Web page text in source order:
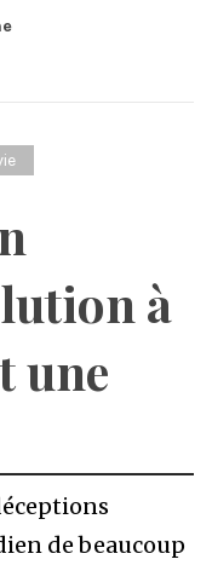
à
une
de beaucoup